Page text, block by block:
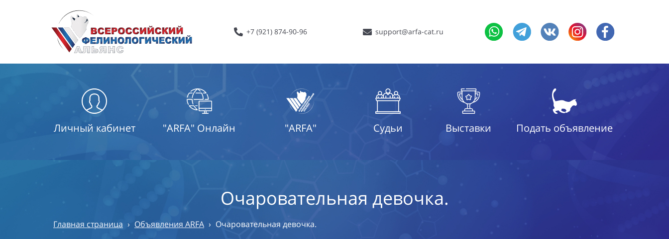
+7 (921) 874-90-96 support@arfa-cat.ru
Личный кабинет "ARFA" Онлайн "ARFA" Судьи Выставки Подать объявление
Очаровательная девочка.
Главная страница › Объявления ARFA › Очаровательная девочка.